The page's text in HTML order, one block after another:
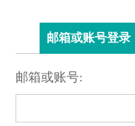
邮箱或账号登录
邮箱或账号: